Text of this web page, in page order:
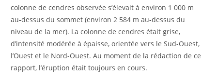
colonne de cendres observée s’élevait à environ 1 000 m
au-dessus du sommet (environ 2 584 m au-dessus du
niveau de la mer). La colonne de cendres était grise,
d’intensité modérée à épaisse, orientée vers le Sud-Ouest,
l’Ouest et le Nord-Ouest. Au moment de la rédaction de ce
rapport, l’éruption était toujours en cours.